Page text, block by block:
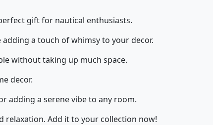
gift for nautical enthusiasts.
a touch of whimsy to your decor.
without taking up much space.
decor.
adding a serene vibe to any room.
relaxation. Add it to your collection now!